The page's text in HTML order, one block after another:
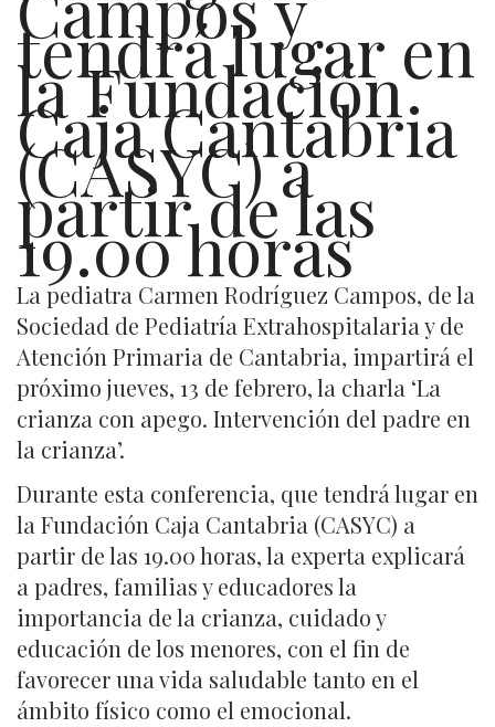
tendrá lugar en
la Fundación
Caja Cantabria
(CASYC) a
partir de las
19.00 horas
La pediatra Carmen Rodríguez Campos, de la
Sociedad de Pediatría Extrahospitalaria y de
Atención Primaria de Cantabria, impartirá el
próximo jueves, 13 de febrero, la charla ‘La
crianza con apego. Intervención del padre en
la crianza’.
Durante esta conferencia, que tendrá lugar en
la Fundación Caja Cantabria (CASYC) a
partir de las 19.00 horas, la experta explicará
a padres, familias y educadores la
importancia de la crianza, cuidado y
educación de los menores, con el fin de
favorecer una vida saludable tanto en el
ámbito físico como el emocional.